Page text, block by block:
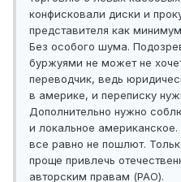
конфисковали диски и
представителя как
Без особого шума.
буржуями не может не
переводчик, ведь
в америке, и переписку
Дополнительно нужно
и локальное
все равно не пошлют.
проще привлечь
авторским правам (РАО).